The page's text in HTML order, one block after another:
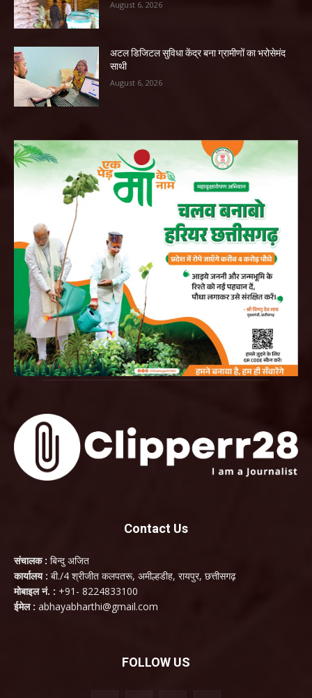
August 6, 2026
अटल डिजिटल सुविधा केंद्र बना ग्रामीणों का भरोसेमंद
साथी
August 6, 2026
Contact Us
संचालक : बिन्दु अजित
कार्यालय : बी./4 श्रीजीत कलपतरू, अमील्हडीह, रायपुर, छत्तीसगढ़
मोबाइल नं. : +91- 8224833100
ईमेल : abhayabharthi@gmail.com
FOLLOW US